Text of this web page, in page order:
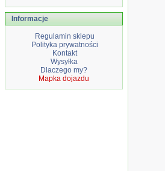
Informacje
Regulamin sklepu
Polityka prywatności
Kontakt
Wysyłka
Dlaczego my?
Mapka dojazdu